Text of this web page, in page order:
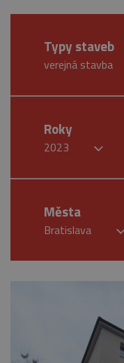
Typy staveb
verejná stavba
Roky
2023
Města
Bratislava